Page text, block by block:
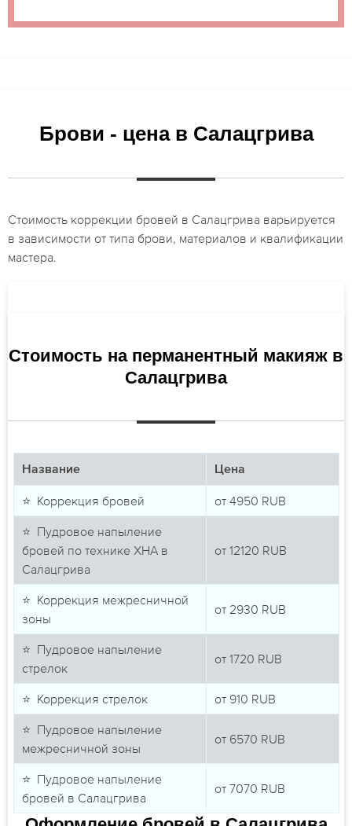
Брови - цена в Салацгрива
Стоимость коррекции бровей в Салацгрива варьируется
в зависимости от типа брови, материалов и квалификации
мастера.
Стоимость на перманентный макияж в
Салацгрива
Название Цена
⭐ Коррекция бровей от 4950 RUB
⭐ Пудровое напыление
бровей по технике ХНА в
Салацгрива
от 12120 RUB
⭐ Коррекция межресничной
зоны
от 2930 RUB
⭐ Пудровое напыление
стрелок
от 1720 RUB
⭐ Коррекция стрелок от 910 RUB
⭐ Пудровое напыление
межресничной зоны
от 6570 RUB
⭐ Пудровое напыление
бровей в Салацгрива
от 7070 RUB